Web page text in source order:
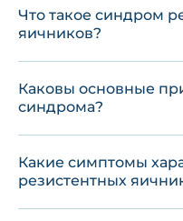
Что такое синдром
яичников?
Каковы основные
синдрома?
Какие симптомы
резистентных